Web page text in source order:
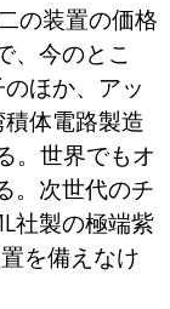
の装置の価格
、今のとこ
ほか、アッ
体電路製造
。世界でもオ
。次世代のチ
社製の極端紫
を備えなけ